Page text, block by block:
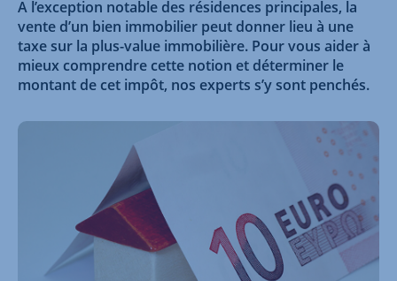
A l’exception notable des résidences principales, la
vente d’un bien immobilier peut donner lieu à une
taxe sur la plus-value immobilière. Pour vous aider à
mieux comprendre cette notion et déterminer le
montant de cet impôt, nos experts s’y sont penchés.